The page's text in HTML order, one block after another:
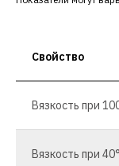
Свойство
Вязкость при
Вязкость при